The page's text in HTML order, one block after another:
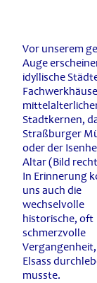
Vor unserem
Auge
idyllische
Stadtkernen,
Straßburger
oder der
Altar (Bild
In Erinnerung
uns auch die
wechselvolle
historische, oft
schmerzvolle
Elsass
musste.